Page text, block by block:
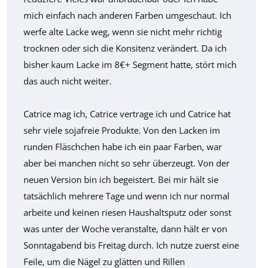
mich einfach nach anderen Farben umgeschaut. Ich
werfe alte Lacke weg, wenn sie nicht mehr richtig
trocknen oder sich die Konsitenz verändert. Da ich
bisher kaum Lacke im 8€+ Segment hatte, stört mich
das auch nicht weiter.
Catrice mag ich, Catrice vertrage ich und Catrice hat
sehr viele sojafreie Produkte. Von den Lacken im
runden Fläschchen habe ich ein paar Farben, war
aber bei manchen nicht so sehr überzeugt. Von der
neuen Version bin ich begeistert. Bei mir hält sie
tatsächlich mehrere Tage und wenn ich nur normal
arbeite und keinen riesen Haushaltsputz oder sonst
was unter der Woche veranstalte, dann hält er von
Sonntagabend bis Freitag durch. Ich nutze zuerst eine
Feile, um die Nägel zu glätten und Rillen